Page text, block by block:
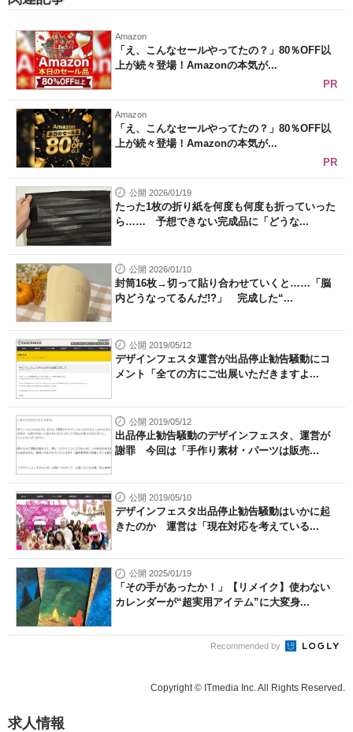
Amazon
「え、こんなセールやってたの？」80％OFF以
上が続々登場！Amazonの本気が...
PR
Amazon
「え、こんなセールやってたの？」80％OFF以
上が続々登場！Amazonの本気が...
PR
公開 2026/01/19
たった1枚の折り紙を何度も何度も折っていった
ら…… 予想できない完成品に「どうな...
公開 2026/01/10
封筒16枚→切って貼り合わせていくと……「脳
内どうなってるんだ!?」 完成した“...
公開 2019/05/12
デザインフェスタ運営が出品停止勧告騒動にコ
メント「全ての方にご出展いただきますよ...
公開 2019/05/12
出品停止勧告騒動のデザインフェスタ、運営が
謝罪 今回は「手作り素材・パーツは販売...
公開 2019/05/10
デザインフェスタ出品停止勧告騒動はいかに起
きたのか 運営は「現在対応を考えている...
公開 2025/01/19
「その手があったか！」【リメイク】使わない
カレンダーが“超実用アイテム”に大変身...
Recommended by
Copyright © ITmedia Inc. All Rights Reserved.
求人情報